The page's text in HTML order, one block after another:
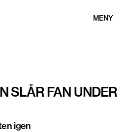
MENY
SLÅR FAN UNDER
igen